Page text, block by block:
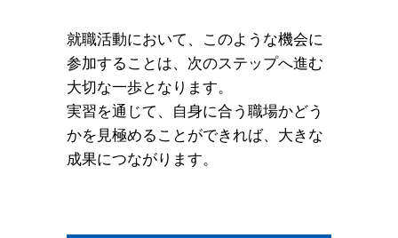
就職活動において、このような機会に
参加することは、次のステップへ進む
大切な一歩となります。
実習を通じて、自身に合う職場かどう
かを見極めることができれば、大きな
成果につながります。